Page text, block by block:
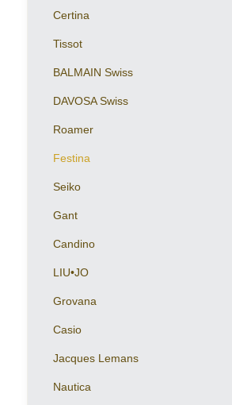
Certina
Tissot
BALMAIN Swiss
DAVOSA Swiss
Roamer
Festina
Seiko
Gant
Candino
LIU•JO
Grovana
Casio
Jacques Lemans
Nautica